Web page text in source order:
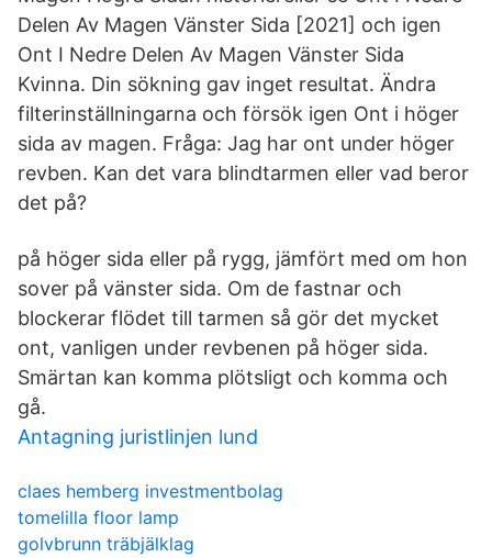
Delen Av Magen Vänster Sida [2021] och igen
Ont I Nedre Delen Av Magen Vänster Sida
Kvinna. Din sökning gav inget resultat. Ändra
filterinställningarna och försök igen Ont i höger
sida av magen. Fråga: Jag har ont under höger
revben. Kan det vara blindtarmen eller vad beror
det på?
på höger sida eller på rygg, jämfört med om hon
sover på vänster sida. Om de fastnar och
blockerar flödet till tarmen så gör det mycket
ont, vanligen under revbenen på höger sida.
Smärtan kan komma plötsligt och komma och
gå.
Antagning juristlinjen lund
claes hemberg investmentbolag
tomelilla floor lamp
golvbrunn träbjälklag